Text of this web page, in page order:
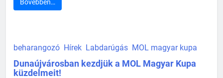
Bővebben…
beharangozó Hírek Labdarúgás MOL magyar kupa
Dunaújvárosban kezdjük a MOL Magyar Kupa
küzdelmeit!